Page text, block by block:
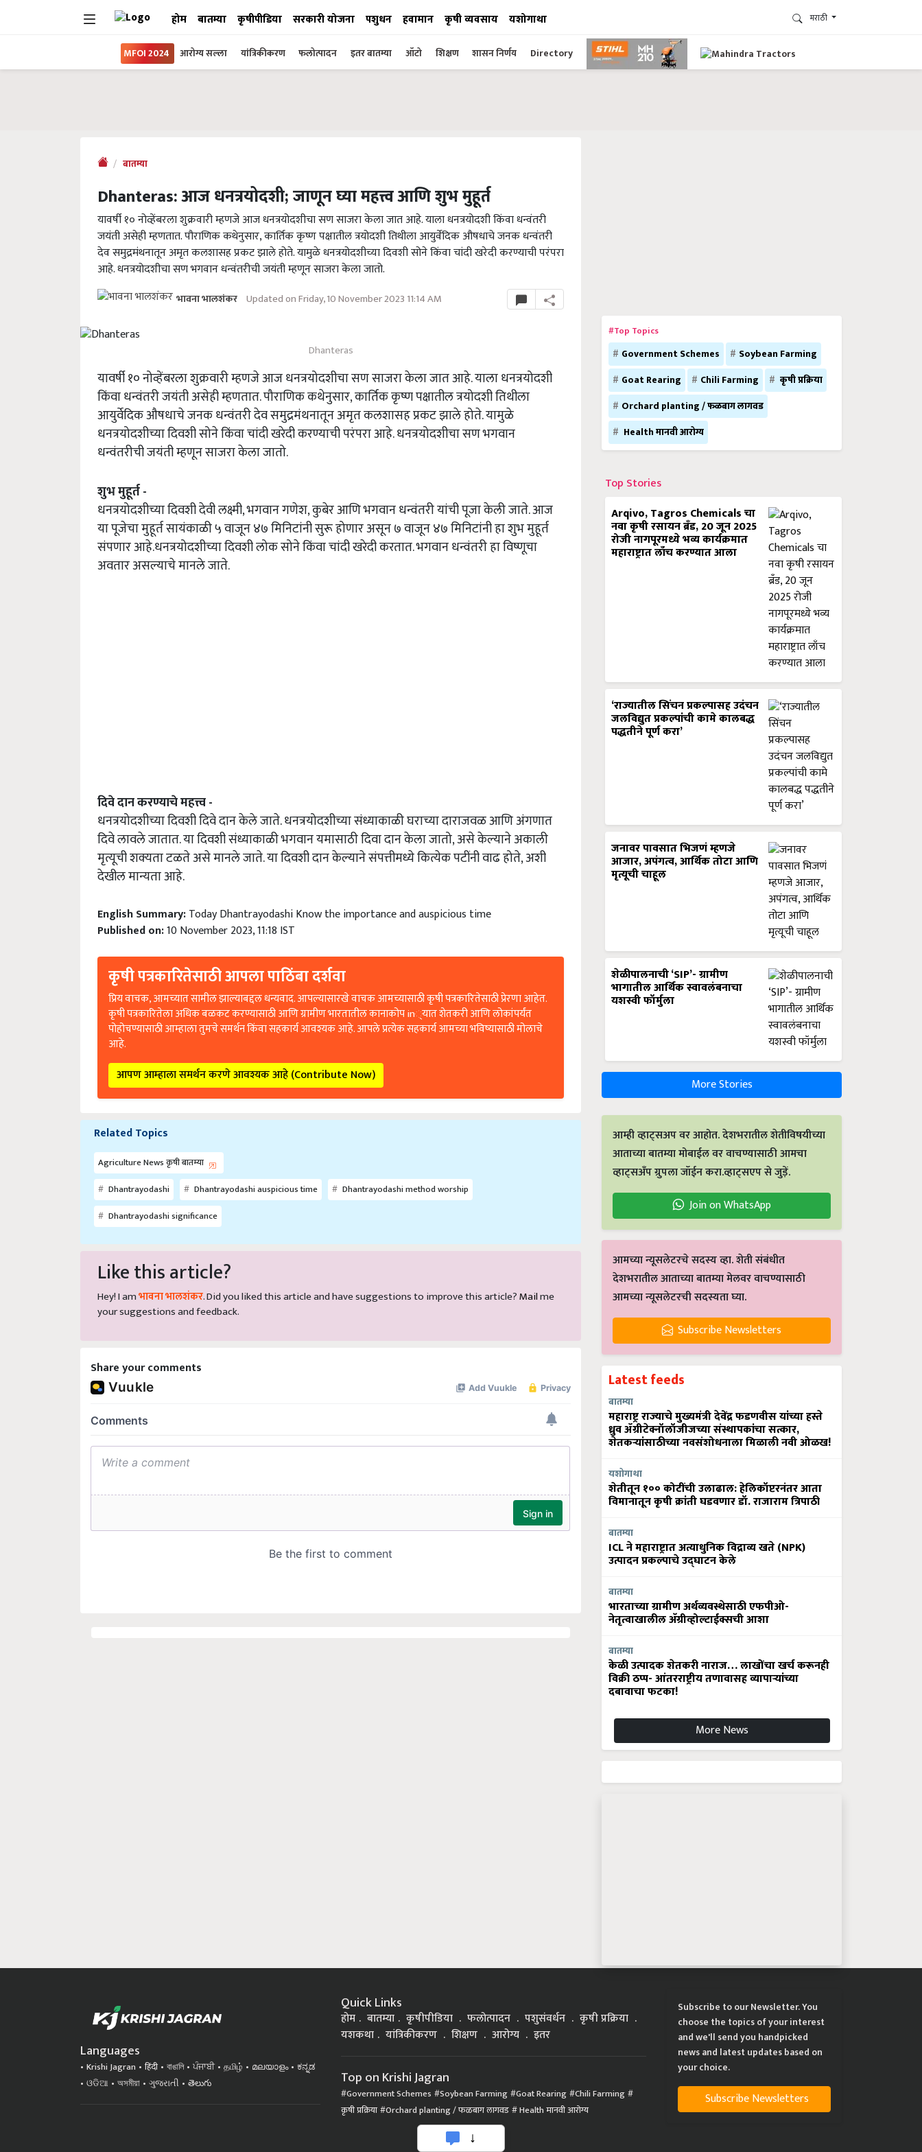
होम बातम्या कृषीपीडिया सरकारी योजना पशुधन हवामान कृषी व्यवसाय यशोगाथा मराठी
MFOI 2024 आरोग्य सल्ला यांत्रिकीकरण फलोत्पादन इतर बातम्या ऑटो शिक्षण शासन निर्णय Directory
बातम्या
Dhanteras: आज धनत्रयोदशी; जाणून घ्या महत्त्व आणि शुभ मुहूर्त
यावर्षी १० नोव्हेंबरला शुक्रवारी म्हणजे आज धनत्रयोदशीचा सण साजरा केला जात आहे. याला धनत्रयोदशी किंवा धन्वंतरी
जयंती असेही म्हणतात. पौराणिक कथेनुसार, कार्तिक कृष्ण पक्षातील त्रयोदशी तिथीला आयुर्वेदिक औषधाचे जनक धन्वंतरी
देव समुद्रमंथनातून अमृत कलशासह प्रकट झाले होते. यामुळे धनत्रयोदशीच्या दिवशी सोने किंवा चांदी खरेदी करण्याची परंपरा
आहे. धनत्रयोदशीचा सण भगवान धन्वंतरीची जयंती म्हणून साजरा केला जातो.
भावना भालशंकर Updated on Friday, 10 November 2023 11:14 AM
Dhanteras
यावर्षी १० नोव्हेंबरला शुक्रवारी म्हणजे आज धनत्रयोदशीचा सण साजरा केला जात आहे. याला धनत्रयोदशी
किंवा धन्वंतरी जयंती असेही म्हणतात. पौराणिक कथेनुसार, कार्तिक कृष्ण पक्षातील त्रयोदशी तिथीला
आयुर्वेदिक औषधाचे जनक धन्वंतरी देव समुद्रमंथनातून अमृत कलशासह प्रकट झाले होते. यामुळे
धनत्रयोदशीच्या दिवशी सोने किंवा चांदी खरेदी करण्याची परंपरा आहे. धनत्रयोदशीचा सण भगवान
धन्वंतरीची जयंती म्हणून साजरा केला जातो.
शुभ मुहूर्त -
धनत्रयोदशीच्या दिवशी देवी लक्ष्मी, भगवान गणेश, कुबेर आणि भगवान धन्वंतरी यांची पूजा केली जाते. आज
या पूजेचा मुहूर्त सायंकाळी ५ वाजून ४७ मिनिटांनी सुरू होणार असून ७ वाजून ४७ मिनिटांनी हा शुभ मुहूर्त
संपणार आहे.धनत्रयोदशीच्या दिवशी लोक सोने किंवा चांदी खरेदी करतात. भगवान धन्वंतरी हा विष्णूचा
अवतार असल्याचे मानले जाते.
दिवे दान करण्याचे महत्त्व -
धनत्रयोदशीच्या दिवशी दिवे दान केले जाते. धनत्रयोदशीच्या संध्याकाळी घराच्या दाराजवळ आणि अंगणात
दिवे लावले जातात. या दिवशी संध्याकाळी भगवान यमासाठी दिवा दान केला जातो, असे केल्याने अकाली
मृत्यूची शक्यता टळते असे मानले जाते. या दिवशी दान केल्याने संपत्तीमध्ये कित्येक पटींनी वाढ होते, अशी
देखील मान्यता आहे.
English Summary:Today Dhantrayodashi Know the importance and auspicious time
Published on:10 November 2023, 11:18 IST
कृषी पत्रकारितेसाठी आपला पाठिंबा दर्शवा
प्रिय वाचक, आमच्यात सामील झाल्याबद्दल धन्यवाद. आपल्यासारखे वाचक आमच्यासाठी कृषी पत्रकारितेसाठी प्रेरणा आहेत.
कृषी पत्रकारितेला अधिक बळकट करण्यासाठी आणि ग्रामीण भारतातील कानाकोप in्यात शेतकरी आणि लोकांपर्यंत
पोहोचण्यासाठी आम्हाला तुमचे समर्थन किंवा सहकार्य आवश्यक आहे. आपले प्रत्येक सहकार्य आमच्या भविष्यासाठी मोलाचे
आहे.
आपण आम्हाला समर्थन करणे आवश्यक आहे (Contribute Now)
Related Topics
Agriculture News कृषी बातम्या
Dhantrayodashi
Dhantrayodashi auspicious time
Dhantrayodashi method worship
Dhantrayodashi significance
Like this article?
Hey! I amभावना भालशंकर. Did you liked this article and have suggestions to improve this article?Mailme
your suggestions and feedback.
Share your comments
#Top Topics
Government Schemes
Soybean Farming
Goat Rearing
Chili Farming
कृषी प्रक्रिया
Orchard planting / फळबाग लागवड
Health मानवी आरोग्य
Top Stories
Arqivo, Tagros Chemicals चा
नवा कृषी रसायन ब्रँड, 20 जून 2025
रोजी नागपूरमध्ये भव्य कार्यक्रमात
महाराष्ट्रात लाँच करण्यात आला
‘राज्यातील सिंचन प्रकल्पासह उदंचन
जलविद्युत प्रकल्पांची कामे कालबद्ध
पद्धतीने पूर्ण करा’
जनावर पावसात भिजणं म्हणजे
आजार, अपंगत्व, आर्थिक तोटा आणि
मृत्यूची चाहूल
शेळीपालनाची ‘SIP’- ग्रामीण
भागातील आर्थिक स्वावलंबनाचा
यशस्वी फॉर्मुला
More Stories
आम्ही व्हाट्सअप वर आहोत. देशभरातील शेतीविषयीच्या
आताच्या बातम्या मोबाईल वर वाचण्यासाठी आमचा
व्हाट्सअँप ग्रुपला जॉईन करा.व्हाट्सएप से जुड़ें.
Join on WhatsApp
आमच्या न्यूसलेटरचे सदस्य व्हा. शेती संबंधीत
देशभरातील आताच्या बातम्या मेलवर वाचण्यासाठी
आमच्या न्यूसलेटरची सदस्यता घ्या.
Subscribe Newsletters
Latest feeds
बातम्या
महाराष्ट्र राज्याचे मुख्यमंत्री देवेंद्र फडणवीस यांच्या हस्ते
ध्रुव ॲग्रीटेक्नॉलॉजीजच्या संस्थापकांचा सत्कार,
शेतकऱ्यांसाठीच्या नवसंशोधनाला मिळाली नवी ओळख!
यशोगाथा
शेतीतून १०० कोटींची उलाढाल: हेलिकॉप्टरनंतर आता
विमानातून कृषी क्रांती घडवणार डॉ. राजाराम त्रिपाठी
बातम्या
ICL ने महाराष्ट्रात अत्याधुनिक विद्राव्य खते (NPK)
उत्पादन प्रकल्पाचे उद्घाटन केले
बातम्या
भारताच्या ग्रामीण अर्थव्यवस्थेसाठी एफपीओ-
नेतृत्वाखालील अ‍ॅग्रीव्होल्टाईक्सची आशा
बातम्या
केळी उत्पादक शेतकरी नाराज… लाखोंचा खर्च करूनही
विक्री ठप्प- आंतरराष्ट्रीय तणावासह व्यापाऱ्यांच्या
दबावाचा फटका!
More News
Languages
Krishi Jagran हिंदी বাঙালি ਪੰਜਾਬੀ தமிழ் മലയാളം
ಕನ್ನಡ
ଓଡିଆ
অসমীয়া ગુજરાતી తెలుగు
Quick Links
होम बातम्या कृषीपीडिया फलोत्पादन पशुसंवर्धन
कृषी प्रक्रिया
यशकथा
यांत्रिकीकरण शिक्षण आरोग्य इतर
Top on Krishi Jagran
Government Schemes Soybean Farming Goat Rearing Chili Farming
कृषी प्रक्रिया Orchard planting / फळबाग लागवड Health मानवी आरोग्य
Subscribe to our Newsletter. You
choose the topics of your interest
and we'll send you handpicked
news and latest updates based on
your choice.
Subscribe Newsletters